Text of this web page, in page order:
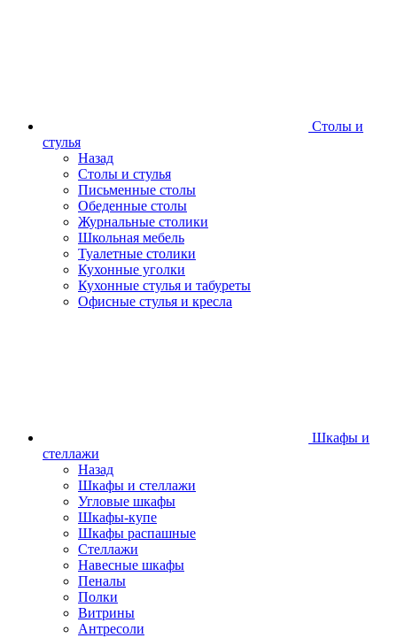
Столы и
стулья
Назад
Столы и стулья
Письменные столы
Обеденные столы
Журнальные столики
Школьная мебель
Туалетные столики
Кухонные уголки
Кухонные стулья и табуреты
Офисные стулья и кресла
Шкафы и
стеллажи
Назад
Шкафы и стеллажи
Угловые шкафы
Шкафы-купе
Шкафы распашные
Стеллажи
Навесные шкафы
Пеналы
Полки
Витрины
Антресоли